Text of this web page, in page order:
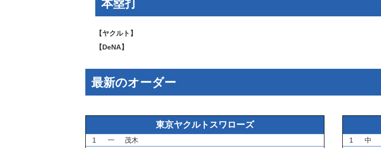
本塁打
【ヤクルト】
【DeNA】
最新のオーダー
東京ヤクルトスワローズ
1 一
茂木
1 中